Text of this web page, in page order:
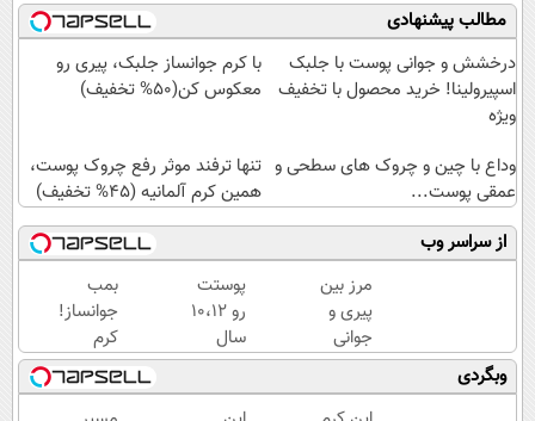
مطالب پیشنهادی
درخشش و جوانی پوست با جلبک
اسپیرولینا! خرید محصول با تخفیف
ویژه
با کرم جوانساز جلبک، پیری رو
معکوس کن(50% تخفیف)
وداع با چین و چروک های سطحی و
عمقی پوست...
تنها ترفند موثر رفع چروک پوست،
همین کرم آلمانیه (45% تخفیف)
از سراسر وب
مرز بین
پیری و
جوانی
پوستت
کرم
پوستت
رو 10،12
سال
جوان
کن
بمب
جوانساز!
کرم
بوتاکس
جلبک
وبگردی